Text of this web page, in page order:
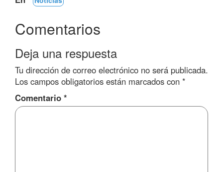
Comentarios
Deja una respuesta
Tu dirección de correo electrónico no será publicada.
Los campos obligatorios están marcados con *
Comentario *